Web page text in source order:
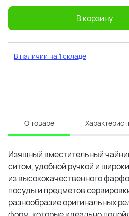
В корзину
В наличии на 1 складе
О товаре
Изящный вместительный
ситом, удобной ручкой и
из высококачественного
посуды и предметов
разнообразие оригинальных